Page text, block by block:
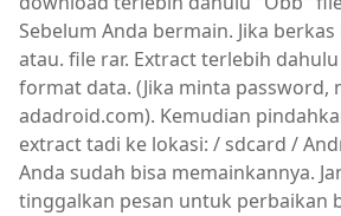
Sebelum Anda bermain. Jika
atau. file rar. Extract terlebih
format data. (Jika minta password,
adadroid.com). Kemudian
extract tadi ke lokasi: / sdcard /
Anda sudah bisa memainkannya.
tinggalkan pesan untuk perbaikan